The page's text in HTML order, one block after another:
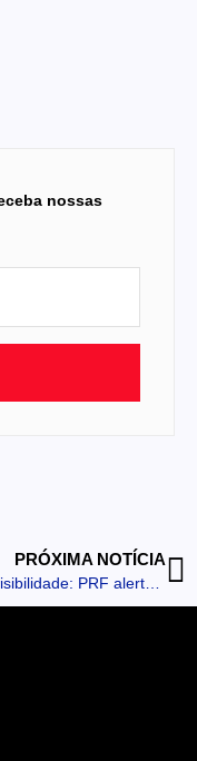
nossas
PRÓXIMA NOTÍCIA
Baixa visibilidade: PRF alerta para segurança nas rodovias em dias de neblina